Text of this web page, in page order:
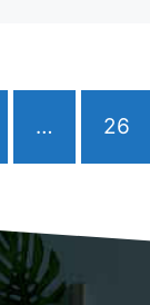
… 26